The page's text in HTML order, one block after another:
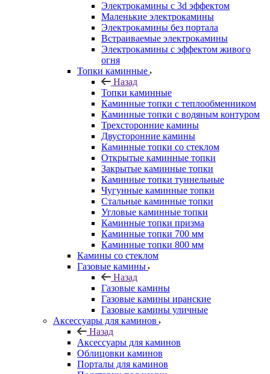
Электрокамины с 3d эффектом
Маленькие электрокамины
Электрокамины без портала
Встраиваемые электрокамины
Электрокамины с эффектом живого
огня
Топки каминные
Назад
Топки каминные
Каминные топки с теплообменником
Каминные топки с водяным контуром
Трехсторонние камины
Двусторонние камины
Каминные топки со стеклом
Открытые каминные топки
Закрытые каминные топки
Каминные топки туннельные
Чугунные каминные топки
Стальные каминные топки
Угловые каминные топки
Каминные топки призма
Каминные топки 700 мм
Каминные топки 800 мм
Камины со стеклом
Газовые камины
Назад
Газовые камины
Газовые камины иранские
Газовые камины уличные
Аксессуары для каминов
Назад
Аксессуары для каминов
Облицовки каминов
Порталы для каминов